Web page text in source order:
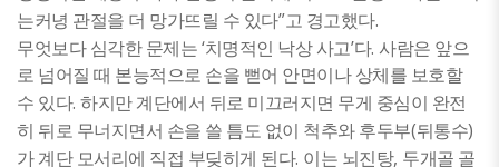
는커녕 관절을 더 망가뜨릴 수 있다”고 경고했다.
무엇보다 심각한 문제는 ‘치명적인 낙상 사고’다. 사람은 앞으
로 넘어질 때 본능적으로 손을 뻗어 안면이나 상체를 보호할
수 있다. 하지만 계단에서 뒤로 미끄러지면 무게 중심이 완전
히 뒤로 무너지면서 손을 쓸 틈도 없이 척추와 후두부(뒤통수)
가 계단 모서리에 직접 부딪히게 된다. 이는 뇌진탕, 두개골 골